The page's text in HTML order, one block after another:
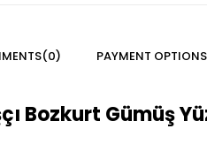
(0) PAYMENT OPTIONS
Bozkurt Gümüş